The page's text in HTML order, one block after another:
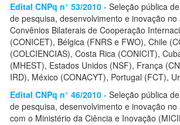
Edital CNPq n° 53/2010 - Seleção pública
de pesquisa, desenvolvimento e inovação no
Convênios Bilaterais de Cooperação
(CONICET), Bélgica (FNRS e FWO), Chile
(COLCIENCIAS), Costa Rica (CONICIT),
(MHEST), Estados Unidos (NSF), França
IRD), México (CONACYT), Portugal (FCT),
Edital CNPq n° 46/2010 - Seleção pública
de pesquisa, desenvolvimento e inovação
com o Ministério da Ciência e Inovação